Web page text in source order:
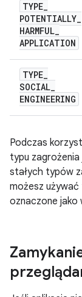
TYPE_
POTENTIALLY_
HARMFUL_
APPLICATION
TYPE_
SOCIAL_
ENGINEERING
Podczas
typu
stałych typów
możesz
oznaczone jako